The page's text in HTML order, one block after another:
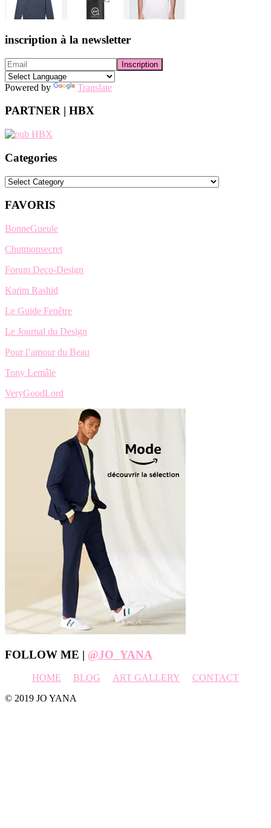
inscription à la newsletter
Powered by Translate
PARTNER | HBX
Categories
Categories
FAVORIS
BonneGueule
Chutmonsecret
Forum Deco-Design
Karim Rashid
Le Guide Fenêtre
Le Journal du Design
Pour l’amour du Beau
Tony Lemâle
VeryGoodLord
Footer
FOLLOW ME | @JO_YANA
HOME BLOG ART GALLERY
CONTACT
© 2019 JO YANA